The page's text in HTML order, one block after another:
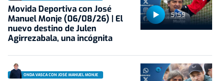
51:59
Movida Deportiva con José
Manuel Monje (06/08/26) | El
nuevo destino de Julen
Agirrezabala, una incógnita
ONDA VASCA CON JOSÉ MANUEL MONJE